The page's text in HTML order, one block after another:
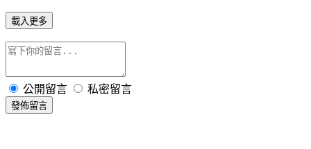
載入更多
公開留言 私密留言
發佈留言